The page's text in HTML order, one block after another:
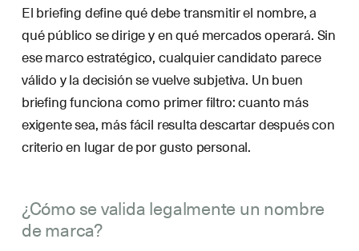
El briefing define qué debe transmitir el nombre, a
qué público se dirige y en qué mercados operará. Sin
ese marco estratégico, cualquier candidato parece
válido y la decisión se vuelve subjetiva. Un buen
briefing funciona como primer filtro: cuanto más
exigente sea, más fácil resulta descartar después con
criterio en lugar de por gusto personal.
¿Cómo se valida legalmente un nombre
de marca?